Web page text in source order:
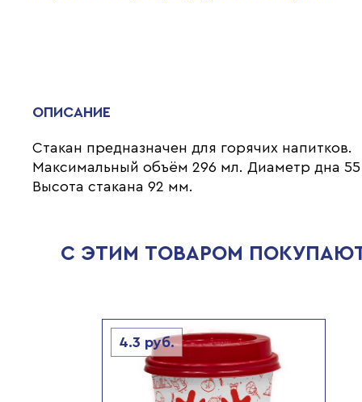
ОПИСАНИЕ
Стакан предназначен для горячих напитков.
Максимальный объём 296 мл. Диаметр дна
Высота стакана 92 мм.
С ЭТИМ ТОВАРОМ
4.3 руб.